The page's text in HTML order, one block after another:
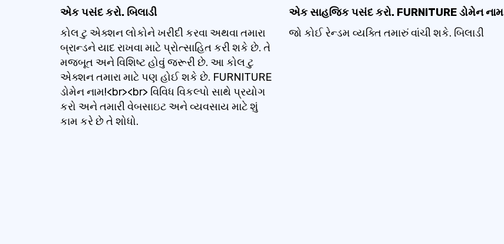
એક પસંદ કરો. બિલાડી
કોલ ટુ એક્શન લોકોને ખરીદી કરવા અથવા તમારા
બ્રાન્ડને યાદ રાખવા માટે પ્રોત્સાહિત કરી શકે છે. તે
મજબૂત અને વિશિષ્ટ હોવું જરૂરી છે. આ કોલ ટુ
એક્શન તમારા માટે પણ હોઈ શકે છે. FURNITURE
ડોમેન નામ!<br><br> વિવિધ વિકલ્પો સાથે પ્રયોગ
કરો અને તમારી વેબસાઇટ અને વ્યવસાય માટે શું
કામ કરે છે તે શોધો.
એક સાહજિક પસંદ કરો. FURNITURE ડોમેન નામ
જો કોઈ રેન્ડમ વ્યક્તિ તમારું વાંચી શકે. બિલાડી